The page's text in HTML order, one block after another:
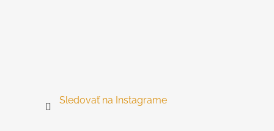
Sledovať na Instagrame